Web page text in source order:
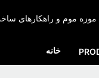
موزه موم و راهکارهای ساخت
خانه